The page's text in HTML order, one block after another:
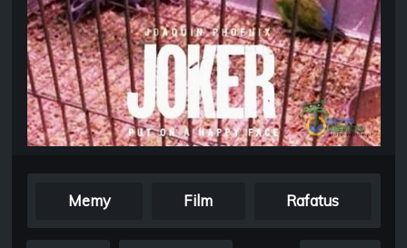
Memy Film Rafatus